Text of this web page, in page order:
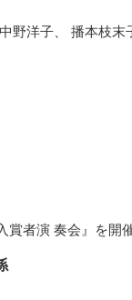
野洋子、 播本枝
賞者演 奏会』を開